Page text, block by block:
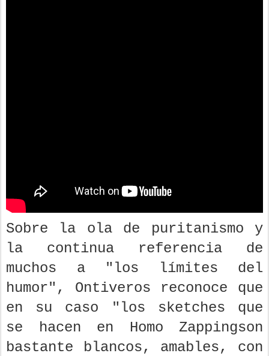
Sobre la ola de puritanismo y
la continua referencia de
muchos a "los límites del
humor", Ontiveros reconoce que
en su caso "los sketches que
se hacen en Homo Zappingson
bastante blancos, amables, con